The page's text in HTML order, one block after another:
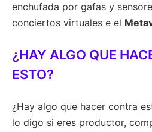
enchufada por gafas y
conciertos virtuales e el
¿HAY ALGO QUE
ESTO?
¿Hay algo que hacer contra
lo digo si eres productor,